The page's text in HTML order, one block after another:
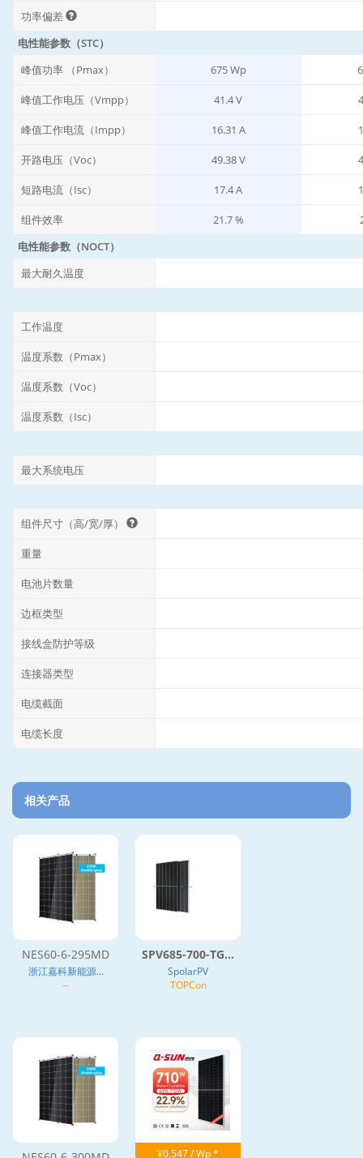
功率偏差
电性能参数（STC）
峰值功率 （Pmax）
675 Wp
峰值工作电压（Vmpp） 41.4 V
峰值工作电流（Impp） 16.31 A
开路电压（Voc） 49.38 V
短路电流（Isc） 17.4 A
组件效率 21.7 %
电性能参数（NOCT）
最大耐久温度
工作温度
温度系数（Pmax）
温度系数（Voc）
温度系数（Isc）
最大系统电压
组件尺寸（高/宽/厚）
重量
电池片数量
边框类型
接线盒防护等级
连接器类型
电缆截面
电缆长度
相关产品
NES60-6-295MD
浙江嘉科新能源...
--
SPV685-700-TG...
SpolarPV
TOPCon
¥0.547 / Wp *